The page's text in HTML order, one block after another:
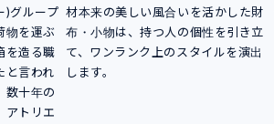
)グループ
物を運ぶ
を造る職
と言われ
数十年の
アトリエ
材本来の美しい風合いを活かした財
布・小物は、持つ人の個性を引き立
て、ワンランク上のスタイルを演出
します。